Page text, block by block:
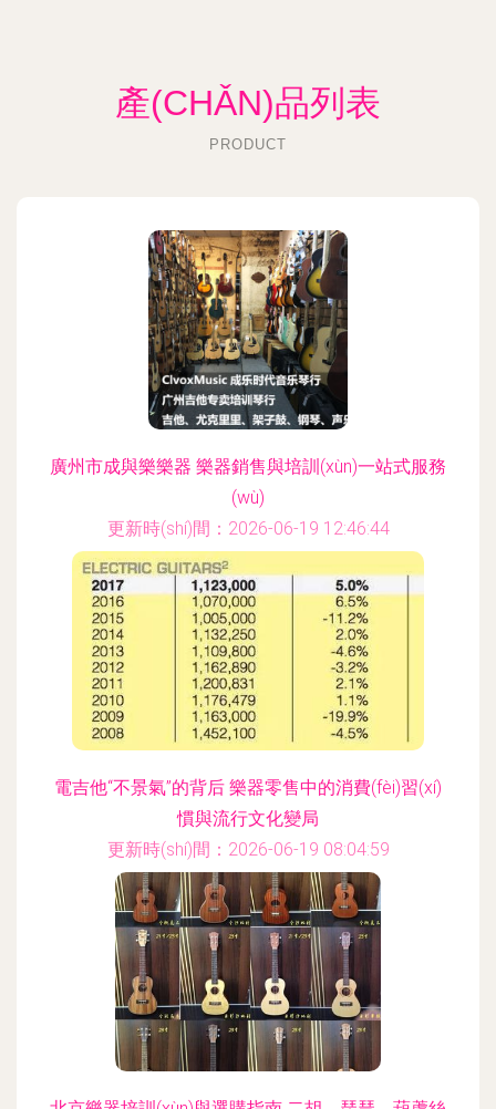
產(CHǍN)品列表
PRODUCT
廣州市成與樂樂器 樂器銷售與培訓(xùn)一站式服務
(wù)
更新時(shí)間：2026-06-19 12:46:44
電吉他“不景氣”的背后 樂器零售中的消費(fèi)習(xí)
慣與流行文化變局
更新時(shí)間：2026-06-19 08:04:59